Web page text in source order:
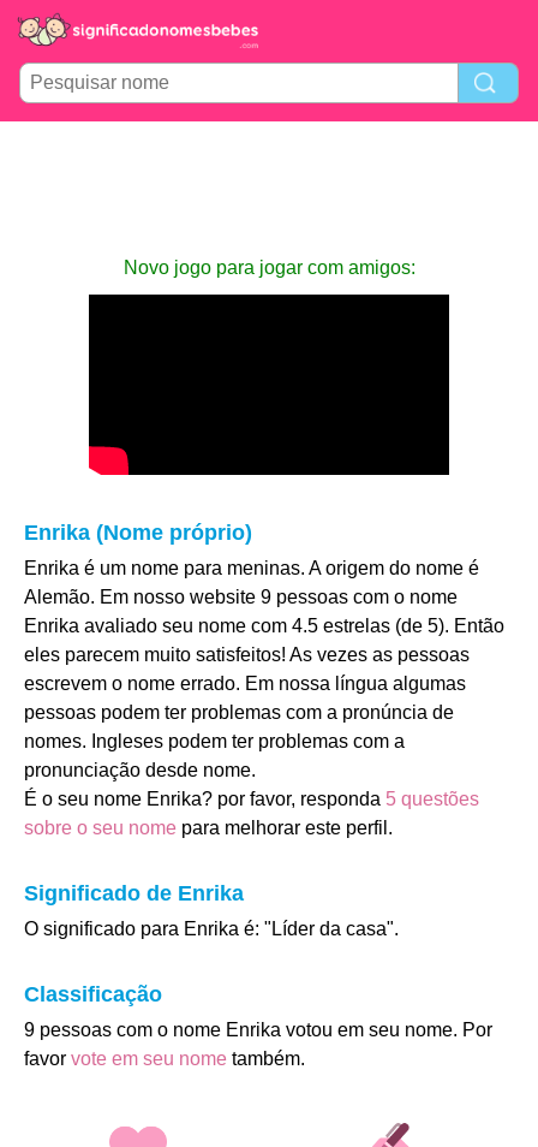
Novo jogo para jogar com amigos:
Enrika (Nome próprio)
Enrika é um nome para meninas. A origem do nome é
Alemão. Em nosso website 9 pessoas com o nome
Enrika avaliado seu nome com 4.5 estrelas (de 5). Então
eles parecem muito satisfeitos! As vezes as pessoas
escrevem o nome errado. Em nossa língua algumas
pessoas podem ter problemas com a pronúncia de
nomes. Ingleses podem ter problemas com a
pronunciação desde nome.
É o seu nome Enrika? por favor, responda 5 questões
sobre o seu nome para melhorar este perfil.
Significado de Enrika
O significado para Enrika é: "Líder da casa".
Classificação
9 pessoas com o nome Enrika votou em seu nome. Por
favor vote em seu nome também.